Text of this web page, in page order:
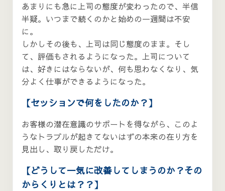
あまりにも急に上司の態度が変わったので、半信
半疑。いつまで続くのかと始めの一週間は不安
に。
しかしその後も、上司は同じ態度のまま。そし
て、評価もされるようになった。上司について
は、好きにはならないが、何も思わなくなり、気
分よく仕事ができるようになった。
【セッションで何をしたのか？】
お客様の潜在意識のサポートを得ながら、このよ
うなトラブルが起きてないはずの本来の在り方を
見出し、取り戻しただけ。
【どうして一気に改善してしまうのか？その
からくりとは？？】